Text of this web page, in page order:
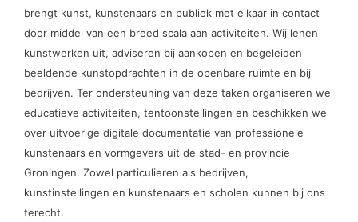
brengt kunst, kunstenaars en publiek met elkaar in contact
door middel van een breed scala aan activiteiten. Wij lenen
kunstwerken uit, adviseren bij aankopen en begeleiden
beeldende kunstopdrachten in de openbare ruimte en bij
bedrijven. Ter ondersteuning van deze taken organiseren we
educatieve activiteiten, tentoonstellingen en beschikken we
over uitvoerige digitale documentatie van professionele
kunstenaars en vormgevers uit de stad- en provincie
Groningen. Zowel particulieren als bedrijven,
kunstinstellingen en kunstenaars en scholen kunnen bij ons
terecht.